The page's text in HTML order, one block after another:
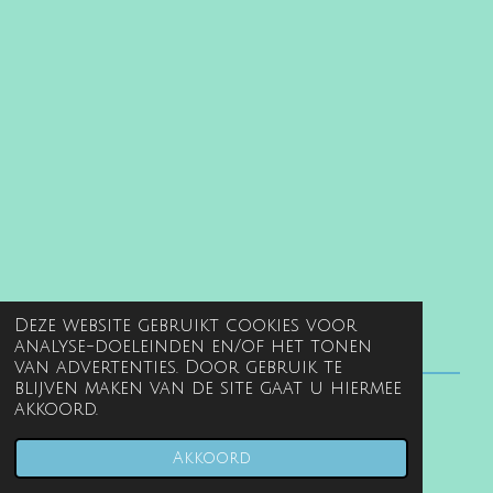
Deze website gebruikt cookies voor
analyse-doeleinden en/of het tonen
van advertenties. Door gebruik te
blijven maken van de site gaat u hiermee
akkoord.
Akkoord
© 2022 - 2026 www.gentille.nl
JouwWeb